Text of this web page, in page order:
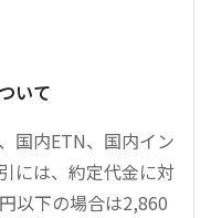
いて
国内ETN、国内イン
には、約定代金に対
以下の場合は2,860